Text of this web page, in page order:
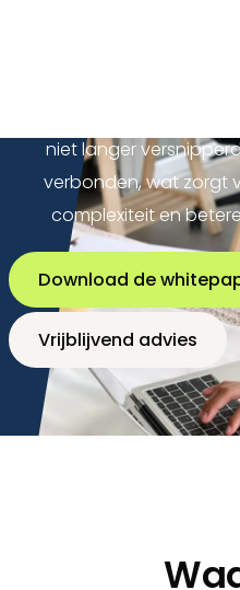
niet langer
verbonden, wat zorgt
complexiteit en
Download de
Vrijblijvend advies